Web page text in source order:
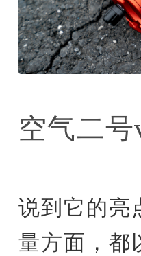
空气二
说到它的亮
量方面，都